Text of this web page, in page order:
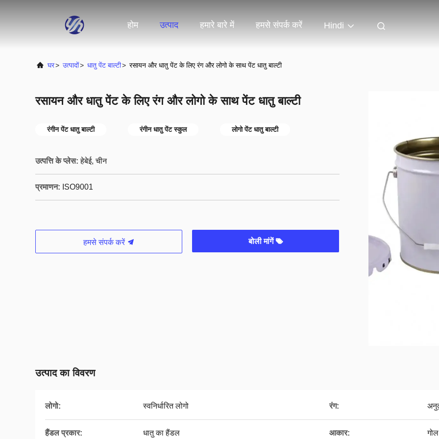
होम उत्पाद हमारे बारे में हमसे संपर्क करें Hindi
घर> उत्पादों> धातु पेंट बाल्टी> रसायन और धातु पेंट के लिए रंग और लोगो के साथ पेंट धातु बाल्टी
रसायन और धातु पेंट के लिए रंग और लोगो के साथ पेंट धातु बाल्टी
रंगीन पेंट धातु बाल्टी रंगीन धातु पेंट स्कुल लोगो पेंट धातु बाल्टी
उत्पत्ति के प्लेस: हेबेई, चीन
प्रमाणन: ISO9001
हमसे संपर्क करें बोली मांगें
उत्पाद का विवरण
लोगो: स्वनिर्धारित लोगो रंग:
हैंडल प्रकार: धातु का हैंडल आकार: गोल